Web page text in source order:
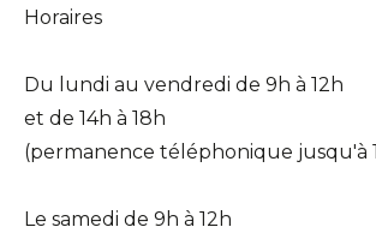
Horaires
Du lundi au vendredi de 9h à 12h
et de 14h à 18h
(permanence téléphonique jusqu'à
Le samedi de 9h à 12h